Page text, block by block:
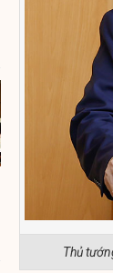
Thủ